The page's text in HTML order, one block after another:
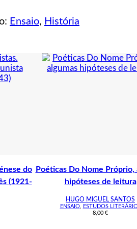
Ensaio, História
do
(1921-
Poéticas Do Nome Próprio,
hipóteses de leitura
HUGO MIGUEL SANTOS
ENSAIO,
ESTUDOS
8,00 €